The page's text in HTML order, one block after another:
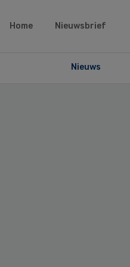
Home Nieuwsbrief
Nieuws